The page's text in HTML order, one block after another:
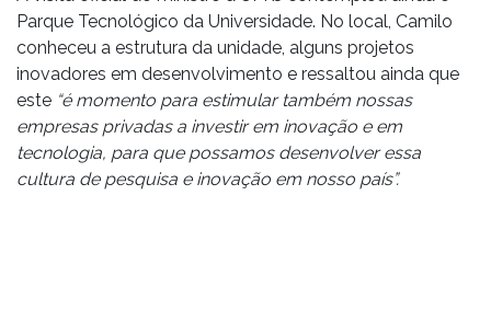
Parque Tecnológico da Universidade. No local, Camilo
conheceu a estrutura da unidade, alguns projetos
inovadores em desenvolvimento e ressaltou ainda que
este “é momento para estimular também nossas
empresas privadas a investir em inovação e em
tecnologia, para que possamos desenvolver essa
cultura de pesquisa e inovação em nosso país”.